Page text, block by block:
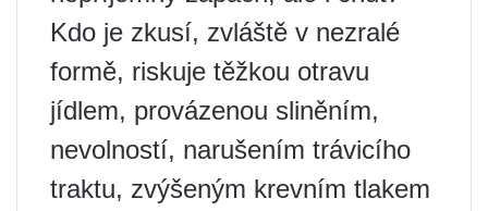
Kdo je zkusí, zvláště v nezralé
formě, riskuje těžkou otravu
jídlem, provázenou sliněním,
nevolností, narušením trávicího
traktu, zvýšeným krevním tlakem